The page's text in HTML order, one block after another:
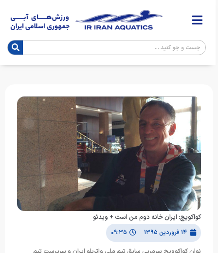
کواکویچ: ایران خانه دوم من است + ویدئو
۱۴ فروردین ۱۳۹۵ ۰۹:۳۵